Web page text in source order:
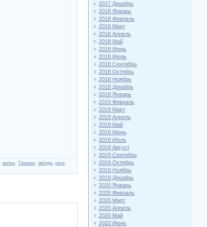
жизнь Тишина звёзды нега
2017 Декабрь
2018 Январь
2018 Февраль
2018 Март
2018 Апрель
2018 Май
2018 Июнь
2018 Июль
2018 Сентябрь
2018 Октябрь
2018 Ноябрь
2018 Декабрь
2019 Январь
2019 Февраль
2019 Март
2019 Апрель
2019 Май
2019 Июнь
2019 Июль
2019 Август
2019 Сентябрь
2019 Октябрь
2019 Ноябрь
2019 Декабрь
2020 Январь
2020 Февраль
2020 Март
2020 Апрель
2020 Май
2020 Июнь